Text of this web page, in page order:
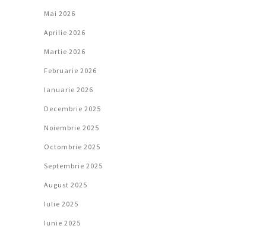
Mai 2026
Aprilie 2026
Martie 2026
Februarie 2026
Ianuarie 2026
Decembrie 2025
Noiembrie 2025
Octombrie 2025
Septembrie 2025
August 2025
Iulie 2025
Iunie 2025